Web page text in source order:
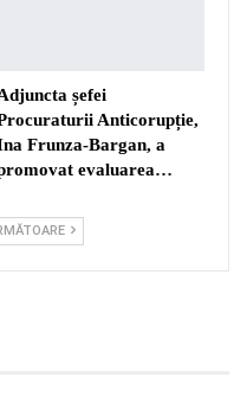
șefei
Anticorupție,
Frunza-Bargan, a
evaluarea…